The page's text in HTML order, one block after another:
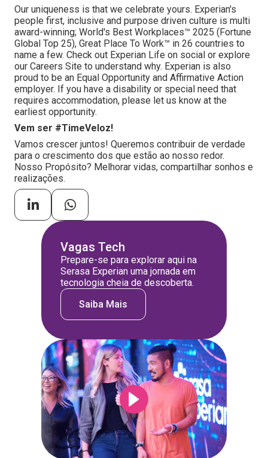
Our uniqueness is that we celebrate yours. Experian's
people first, inclusive and purpose driven culture is multi
award-winning; World's Best Workplaces™ 2025 (Fortune
Global Top 25), Great Place To Work™ in 26 countries to
name a few. Check out Experian Life on social or explore
our Careers Site to understand why. Experian is also
proud to be an Equal Opportunity and Affirmative Action
employer. If you have a disability or special need that
requires accommodation, please let us know at the
earliest opportunity.
Vem ser #TimeVeloz!
Vamos crescer juntos! Queremos contribuir de verdade
para o crescimento dos que estão ao nosso redor.
Nosso Propósito? Melhorar vidas, compartilhar sonhos e
realizações.
Vagas Tech
Prepare-se para explorar aqui na
Serasa Experian uma jornada em
tecnologia cheia de descoberta.
Saiba Mais